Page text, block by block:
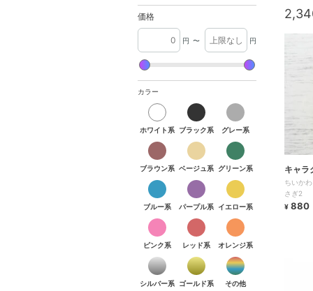
価格
円 〜 円
カラー
ホワイト系
ホワイト系
ブラック系
ブラック系
グレー系
グレー系
ブラウン系
ブラウン系
ベージュ系
ベージュ系
グリーン系
グリーン系
ブルー系
ブルー系
パープル系
パープル系
イエロー系
イエロー系
ピンク系
ピンク系
レッド系
レッド系
オレンジ系
オレンジ系
シルバー系
シルバー系
ゴールド系
ゴールド系
その他
その他
キャ
ラフ
ちいか
さぎ2
¥ 880